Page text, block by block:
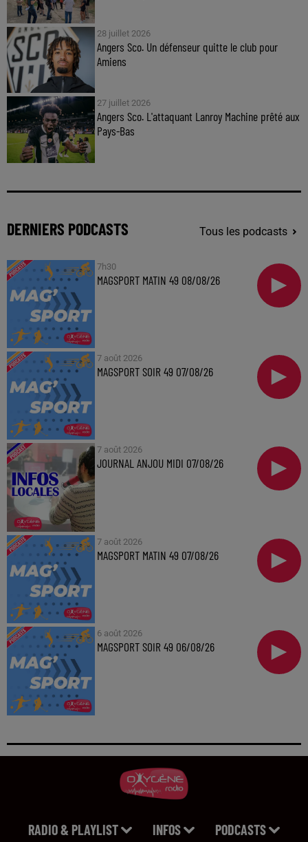
28 juillet 2026
Angers Sco. Un défenseur quitte le club pour
Amiens
27 juillet 2026
Angers Sco. L'attaquant Lanroy Machine prêté aux
Pays-Bas
DERNIERS PODCASTS Tous les podcasts
7h30
MAGSPORT MATIN 49 08/08/26
7 août 2026
MAGSPORT SOIR 49 07/08/26
7 août 2026
JOURNAL ANJOU MIDI 07/08/26
7 août 2026
MAGSPORT MATIN 49 07/08/26
6 août 2026
MAGSPORT SOIR 49 06/08/26
RADIO & PLAYLIST INFOS PODCASTS